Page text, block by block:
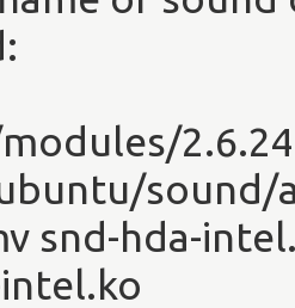
sound/
snd-hda-